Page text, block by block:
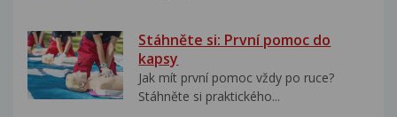
Stáhněte si: První pomoc do
kapsy
Jak mít první pomoc vždy po ruce?
Stáhněte si praktického...